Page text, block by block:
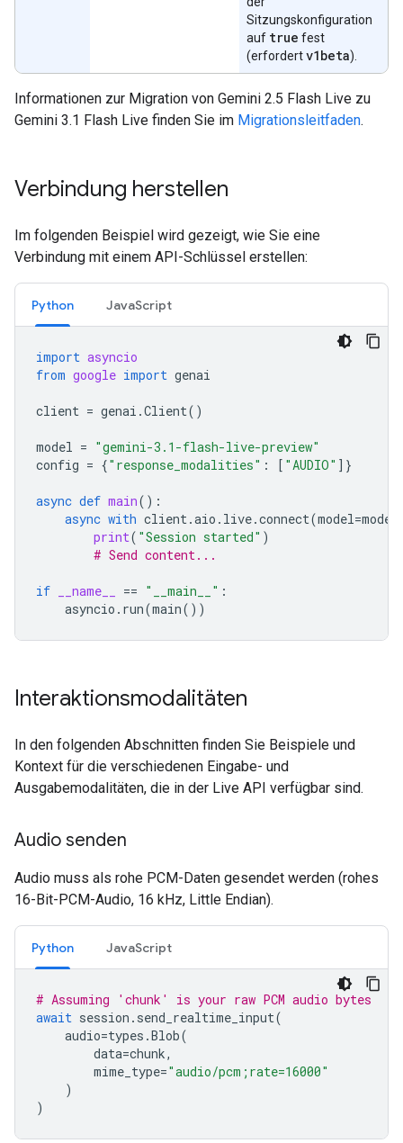
Sitzungskonfiguration
auf true fest
(erfordertv1beta).
Informationen zur Migration von Gemini 2.5 Flash Live zu
Gemini 3.1 Flash Live finden Sie im Migrationsleitfaden.
Verbindung herstellen
Im folgenden Beispiel wird gezeigt, wie Sie eine
Verbindung mit einem API-Schlüssel erstellen:
Python JavaScript
import asyncio
from google import genai
client = genai .Client()
model = "gemini-3.1-flash-live-preview"
config = {"response_modalities" : [ "AUDIO" ]}
async def main():
async with client.aio . live.connect(model=model
print( "Session started" )
# Send content...
if __name__ == "__main__" :
asyncio . run(main())
Interaktionsmodalitäten
In den folgenden Abschnitten finden Sie Beispiele und
Kontext für die verschiedenen Eingabe- und
Ausgabemodalitäten, die in der Live API verfügbar sind.
Audio senden
Audio muss als rohe PCM-Daten gesendet werden (rohes
16-Bit-PCM-Audio, 16 kHz, Little Endian).
Python JavaScript
# Assuming 'chunk' is your raw PCM audio bytes
await session . send_realtime_input(
audio=types .Blob(
data=chunk,
mime_type="audio/pcm;rate=16000"
)
)